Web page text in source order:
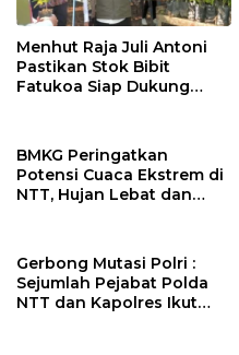
Menhut Raja Juli Antoni
Pastikan Stok Bibit
Fatukoa Siap Dukung
BMKG Peringatkan
Potensi Cuaca Ekstrem di
NTT, Hujan Lebat dan
Gerbong Mutasi Polri :
Sejumlah Pejabat Polda
NTT dan Kapolres Ikut